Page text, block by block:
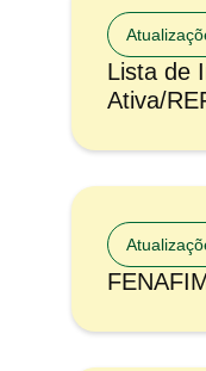
Lista de
Ativa/